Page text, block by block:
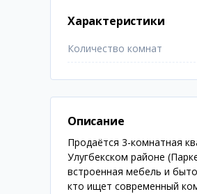
Характеристики
Количество комнат
Описание
Продаётся 3-комнатная
Улугбекском районе
встроенная мебель и
кто ищет современный